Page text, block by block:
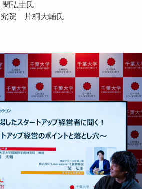
弘圭氏
究院 片桐大輔氏